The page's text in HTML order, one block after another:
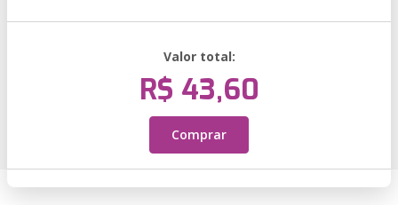
Valor total:
R$ 43,60
Comprar